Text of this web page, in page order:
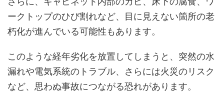
ークトップのひび割れなど、目に見えない箇所の老
朽化が進んでいる可能性もあります。
このような経年劣化を放置してしまうと、突然の水
漏れや電気系統のトラブル、さらには火災のリスク
など、思わぬ事故につながる恐れがあります。